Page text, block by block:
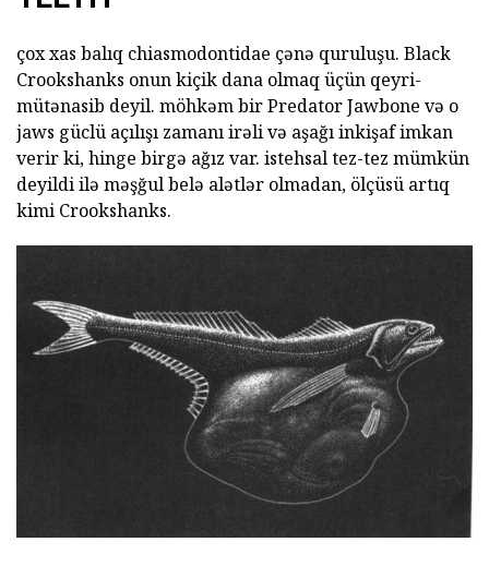
çox xas balıq chiasmodontidae çənə quruluşu. Black
Crookshanks onun kiçik dana olmaq üçün qeyri-
mütənasib deyil. möhkəm bir Predator Jawbone və o
jaws güclü açılışı zamanı irəli və aşağı inkişaf imkan
verir ki, hinge birgə ağız var. istehsal tez-tez mümkün
deyildi ilə məşğul belə alətlər olmadan, ölçüsü artıq
kimi Crookshanks.